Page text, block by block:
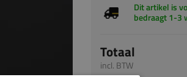
Dit artikel is
bedraagt 1-3
Totaal
incl. BTW